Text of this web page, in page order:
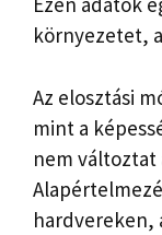
környezetet,
Az elosztási
mint a
nem változtat
hardvereken,